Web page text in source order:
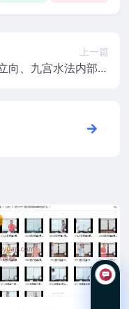
上一篇
向、九宫水法内部课